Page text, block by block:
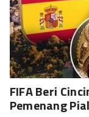
FIFA Beri
Pemenang